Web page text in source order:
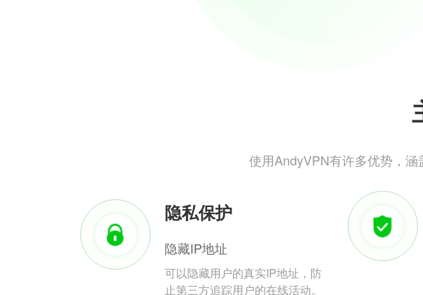
使用AndyVPN有许多优势，
隐私保护
隐藏IP地址
可以隐藏用户的真实IP地址，防
止第三方追踪用户的在线活动。